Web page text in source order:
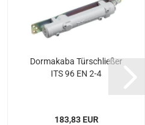
Dor­ma­ka­ba Tür­schlie­ßer
ITS 96 EN 2-4
183,83 EUR